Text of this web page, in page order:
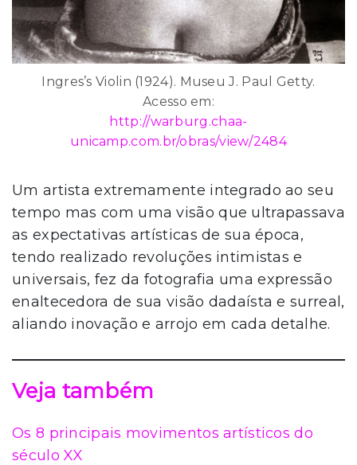
Ingres’s Violin (1924). Museu J. Paul Getty.
Acesso em:
http://warburg.chaa-
unicamp.com.br/obras/view/2484
Um artista extremamente integrado ao seu
tempo mas com uma visão que ultrapassava
as expectativas artísticas de sua época,
tendo realizado revoluções intimistas e
universais, fez da fotografia uma expressão
enaltecedora de sua visão dadaísta e surreal,
aliando inovação e arrojo em cada detalhe.
Veja também
Os 8 principais movimentos artísticos do
século XX